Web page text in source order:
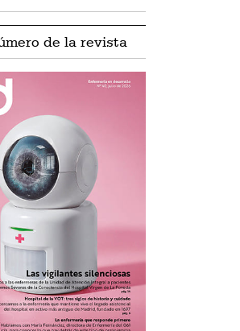
de la revista